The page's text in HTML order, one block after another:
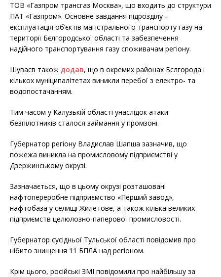
ТОВ «Газпром трансгаз Москва», що входить до структури
ПАТ «Газпром». Основне завдання підрозділу –
експлуатація об’єктів магістрального транспорту газу на
території Бєлгородської області та забезпечення
надійного транспортування газу споживачам регіону.
Шуваєв також додав, що в окремих районах Бєлгорода і
кількох муніципалітетах виникли перебої з електро- та
водопостачанням.
Тим часом у Калузькій області унаслідок атаки
безпілотників сталося займання у промзоні.
Губернатор регіону Владислав Шапша зазначив, що
пожежа виникла на промисловому підприємстві у
Дзержинському окрузі.
Зазначається, що в цьому окрузі розташовані
нафтопереробне підприємство «Перший завод»,
нафтобаза у селищі Жилетове, а також кілька великих
підприємств целюлозно-паперової промисловості.
Губернатор сусідньої Тульської області повідомив про
нібито знищення 11 БПЛА над регіоном.
Крім цього, російські ЗМІ повідомили про найбільшу за